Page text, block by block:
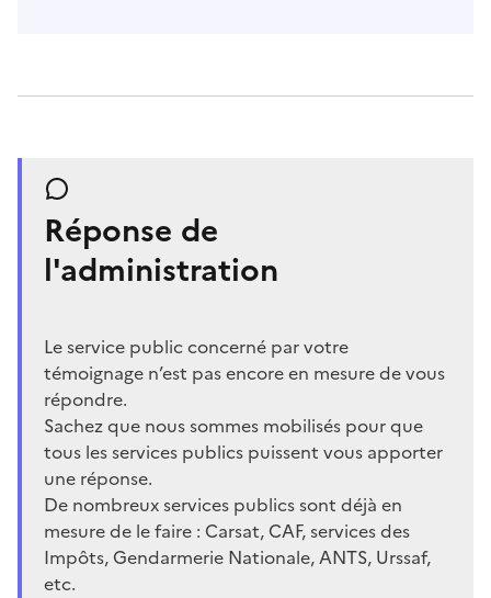
Réponse de
l'administration
Le service public concerné par votre
témoignage n’est pas encore en mesure de vous
répondre.
Sachez que nous sommes mobilisés pour que
tous les services publics puissent vous apporter
une réponse.
De nombreux services publics sont déjà en
mesure de le faire : Carsat, CAF, services des
Impôts, Gendarmerie Nationale, ANTS, Urssaf,
etc.